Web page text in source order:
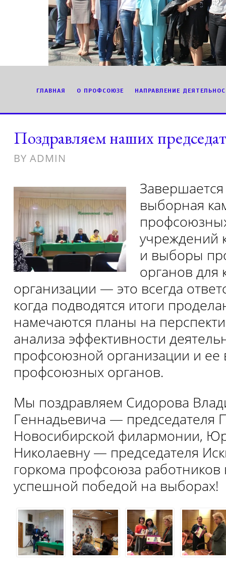
ГЛАВНАЯ О ПРОФСОЮЗЕ НАПРАВЛЕНИЕ
Поздравляем наших
BY ADMIN
выборная
учреждений
и выборы
органов для
организации — это всегда
когда подводятся итоги
намечаются планы на
анализа эффективности
профсоюзной организации и
профсоюзных органов.
Мы поздравляем Сидорова
Геннадьевича — председателя
Новосибирской филармонии,
Николаевну — председателя
горкома профсоюза работников
успешной победой на выборах!